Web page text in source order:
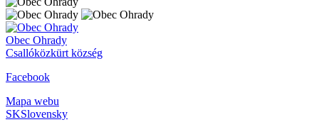
Obec Ohrady
Csallóközkürt község
Facebook
Mapa webu
SKSlovensky